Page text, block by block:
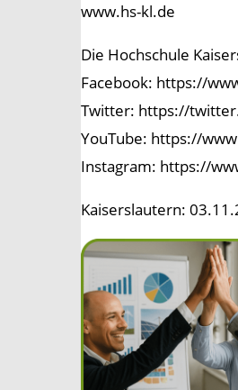
www.hs-kl.de
Die Hochschule
Facebook: https://
Twitter: https://
YouTube: https://
Instagram: https://
Kaiserslautern: